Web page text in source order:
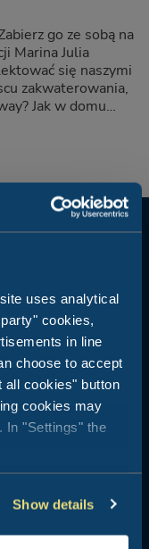
uses analytical
cookies,
in line
choose to accept
cookies" button
cookies may
In "Settings" the
Show details
go ze sobą na
Marina Julia
się naszymi
zakwaterowania,
Jak w domu…
idealny